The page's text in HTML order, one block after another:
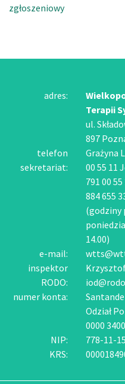
zgłoszeniowy
adres:
Terapii
ul.
897
telefon
sekretariat:
Grażyna
00 55 11
791 00
884 655
(godziny
14.00)
e-mail:
inspektor
RODO:
numer konta:
Odział
0000
NIP:
778-11-
KRS: